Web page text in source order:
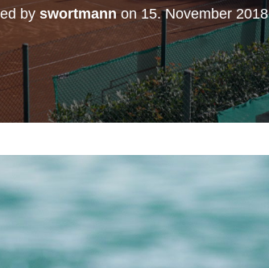
by swortmannon15. November 2018